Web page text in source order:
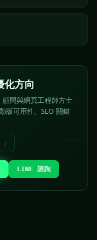
化方向
顧問與網頁工程師方士
版可用性、SEO 關鍵
LINE 諮詢